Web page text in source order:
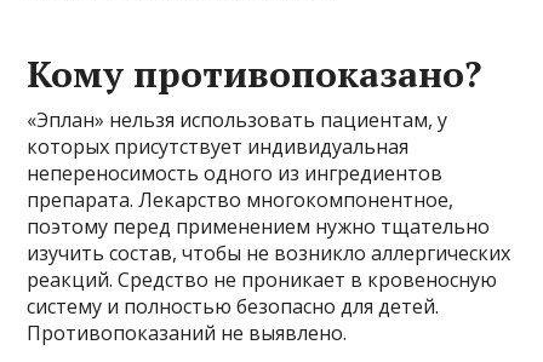
Кому противопоказано?
«Эплан» нельзя использовать пациентам, у
которых присутствует индивидуальная
непереносимость одного из ингредиентов
препарата. Лекарство многокомпонентное,
поэтому перед применением нужно тщательно
изучить состав, чтобы не возникло аллергических
реакций. Средство не проникает в кровеносную
систему и полностью безопасно для детей.
Противопоказаний не выявлено.